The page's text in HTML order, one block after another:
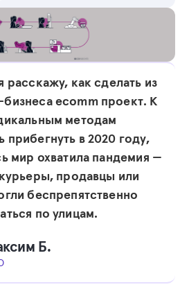
расскажу, как сделать из
ecomm проект. К
методам
прибегнуть в 2020 году,
мир охватила пандемия —
продавцы или
беспрепятственно
по улицам.
Б.